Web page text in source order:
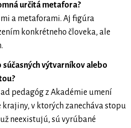
určitá metafora?
a metaforami. Aj figúra
konkrétneho človeka, ale
súčasných výtvarníkov alebo
pedagóg z Akadémie umení
v ktorých zanecháva stopu
neexistujú, sú vyrúbané